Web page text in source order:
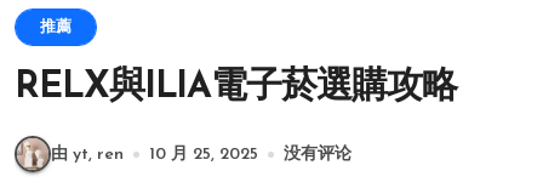
推薦
RELX與ILIA電子菸選購攻略
由 yt, ren 10 月 25, 2025 没有评论